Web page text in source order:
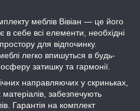
меблів Вівіан — це його
в себе всі елементи, необхідні
для відпочинку.
легко впишуться в будь-
затишку та гармонії.
направляючих у скриньках,
забезпечують
Гарантія на комплект